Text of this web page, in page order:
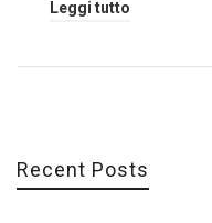
Leggi tutto
Recent Posts